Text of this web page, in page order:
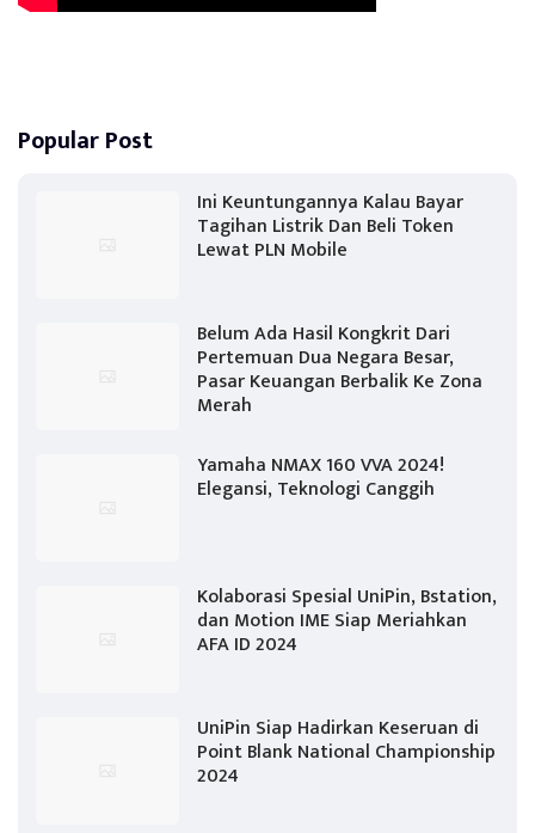
Popular Post
Ini Keuntungannya Kalau Bayar
Tagihan Listrik Dan Beli Token
Lewat PLN Mobile
Belum Ada Hasil Kongkrit Dari
Pertemuan Dua Negara Besar,
Pasar Keuangan Berbalik Ke Zona
Merah
Yamaha NMAX 160 VVA 2024!
Elegansi, Teknologi Canggih
Kolaborasi Spesial UniPin, Bstation,
dan Motion IME Siap Meriahkan
AFA ID 2024
UniPin Siap Hadirkan Keseruan di
Point Blank National Championship
2024